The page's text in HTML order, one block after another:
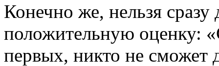
Конечно же, нельзя сразу
положительную оценку:
первых, никто не сможет